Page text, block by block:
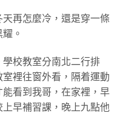
再怎麼冷，還是穿一條
。
校教室分南北二行排
裡往窗外看，隔着運動
看到我哥，在家裡，早
上早補習課，晚上九點他